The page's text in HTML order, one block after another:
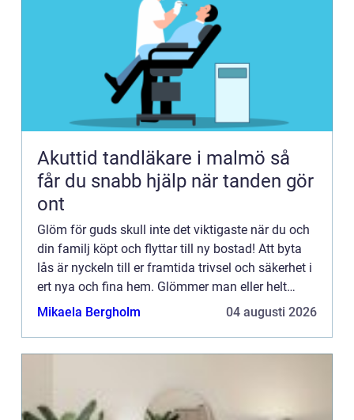
Akuttid tandläkare i malmö så
får du snabb hjälp när tanden gör
ont
Glöm för guds skull inte det viktigaste när du och
din familj köpt och flyttar till ny bostad! Att byta
lås är nyckeln till er framtida trivsel och säkerhet i
ert nya och fina hem. Glömmer man eller helt
enkel...
Mikaela Bergholm 04 augusti 2026